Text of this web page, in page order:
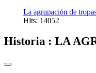
La agrupación de
Hits: 14052
Historia : LA